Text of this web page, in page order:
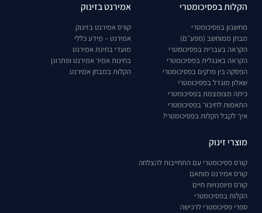
הקלות בפסיכומטרי
מחשבון בפסיכומטרי
מבחן ממוחשב (מפע״ם)
הקראה בעברית בפסיכומטרי
הקראה באנגלית בפסיכומטרי
הפסקה בין פרקים בפסיכומטרי
שאלון מוגדל בפסיכומטרי
כיתה מצומצמת בפסיכומטרי
התאמות לחיבור בפסיכומטרי
איך לקבל הקלות בפסיכומטרי?
אמירנט בזינוק
קורס אמירנט בזינוק
אמירנט – מידע כללי
מועדי בחינת אמירנט
בחינות אמיר אמירנט ופתרונן
הקלות במבחן אמירנט
מוצרי זינוק
קורס פסיכומטרי עם התחייבות להצלחה
קורס אמירנט מותאם
קורס מיומנויות חיים
הקלות בפסיכומטרי
ספרי פסיכומטרי לרכישה